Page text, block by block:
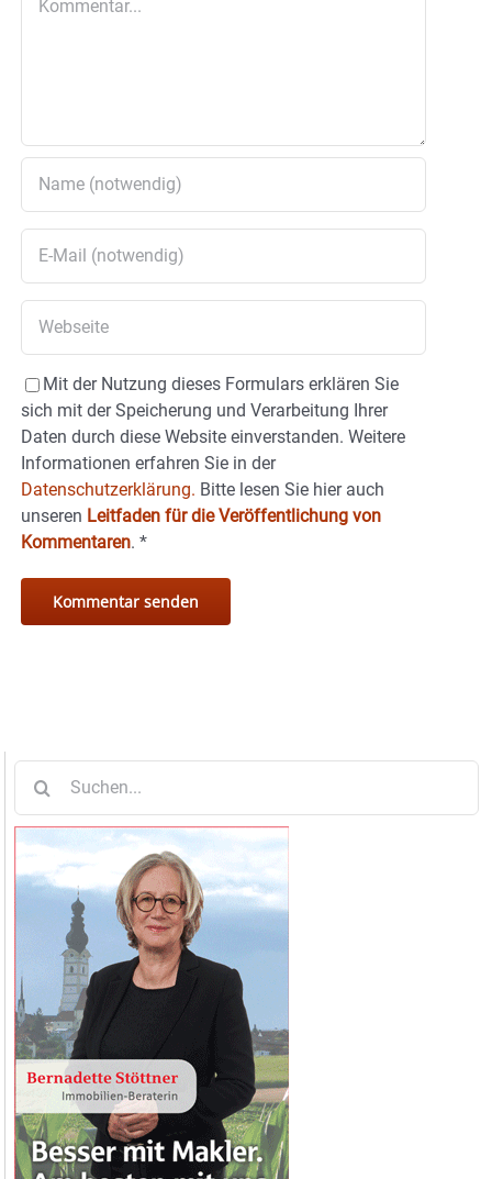
Mit der Nutzung dieses Formulars erklären Sie
sich mit der Speicherung und Verarbeitung Ihrer
Daten durch diese Website einverstanden. Weitere
Informationen erfahren Sie in der
Datenschutzerklärung. Bitte lesen Sie hier auch
unseren Leitfaden für die Veröffentlichung von
Kommentaren. *
nach: